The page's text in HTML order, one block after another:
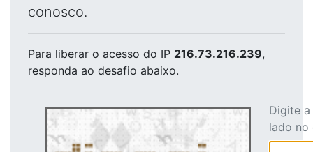
conosco.
Para liberar o acesso do IP 216.73.216.239,
responda ao desafio abaixo.
Digite
lado no